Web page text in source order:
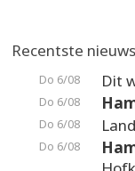
Recentste
Do 6/08 Dit
Do 6/08
Do 6/08
Do 6/08